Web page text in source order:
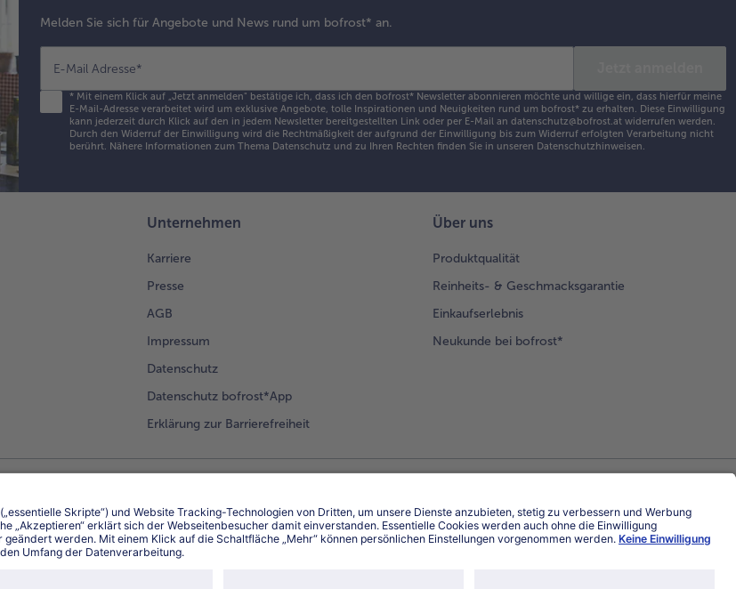
Melden Sie sich für Angebote und News rund um bofrost* an.
E-Mail Adresse*
*Mit einem Klick auf „Jetzt anmelden" bestätige ich, dass ich den bofrost* Newsletter abonnieren möchte und willige ein, dass hierfür meine
E-Mail-Adresse verarbeitet wird um exklusive Angebote, tolle Inspirationen und Neuigkeiten rund um bofrost* zu erhalten. Diese Einwilligung
kann jederzeit durch Klick auf den in jedem Newsletter bereitgestellten Link oder per E-Mail an datenschutz@bofrost.at widerrufen werden.
Durch den Widerruf der Einwilligung wird die Rechtmäßigkeit der aufgrund der Einwilligung bis zum Widerruf erfolgten Verarbeitung nicht
berührt. Nähere Informationen zum Thema Datenschutz und zu Ihren Rechten finden Sie in unseren Datenschutzhinweisen.
Unternehmen
Karriere
Presse
AGB
Impressum
Datenschutz
Datenschutz bofrost*App
Erklärung zur Barrierefreiheit
Über uns
Produktqualität
Reinheits- & Geschmacksgarantie
Einkaufserlebnis
Neukunde bei bofrost*
Land / Sprache wählen